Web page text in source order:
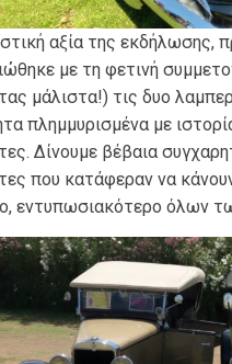
αξία της εκδήλωσης,
με τη φετινή
μάλιστα!) τις δυο
πλημμυρισμένα με
Δίνουμε βέβαια
που κατάφεραν να
εντυπωσιακότερο όλων